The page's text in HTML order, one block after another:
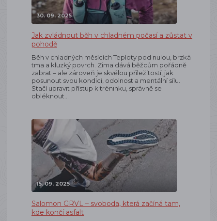
30. 09. 2025
Jak zvládnout běh v chladném počasí a zůstat v
pohodě
Běh v chladných měsících Teploty pod nulou, brzká
tma a kluzký povrch. Zima dává běžcům pořádně
zabrat – ale zároveň je skvělou příležitostí, jak
posunout svou kondici, odolnost a mentální sílu.
Stačí upravit přístup k tréninku, správně se
obléknout…
15. 09. 2025
Salomon GRVL – svoboda, která začíná tam,
kde končí asfalt